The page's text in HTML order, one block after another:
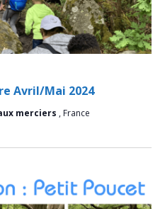
Avril/Mai 2024
merciers , France